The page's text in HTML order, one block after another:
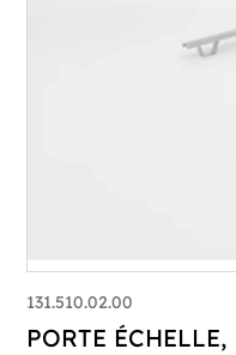
131.510.02.00
PORTE ÉCHELLE,